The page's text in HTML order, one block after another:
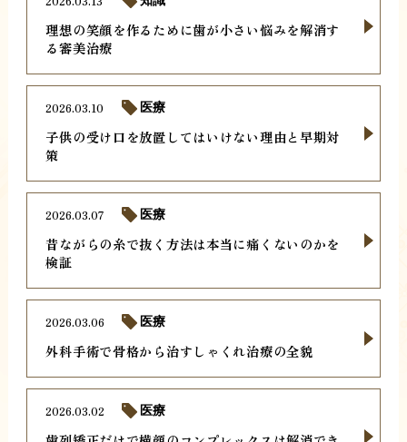
理想の笑顔を作るために歯が小さい悩みを解消す
る審美治療
子供の受け口を放置してはいけない理由と早期対
策
2026.03.10 医療
昔ながらの糸で抜く方法は本当に痛くないのかを
検証
2026.03.07 医療
外科手術で骨格から治すしゃくれ治療の全貌
2026.03.06 医療
2026.03.02 医療